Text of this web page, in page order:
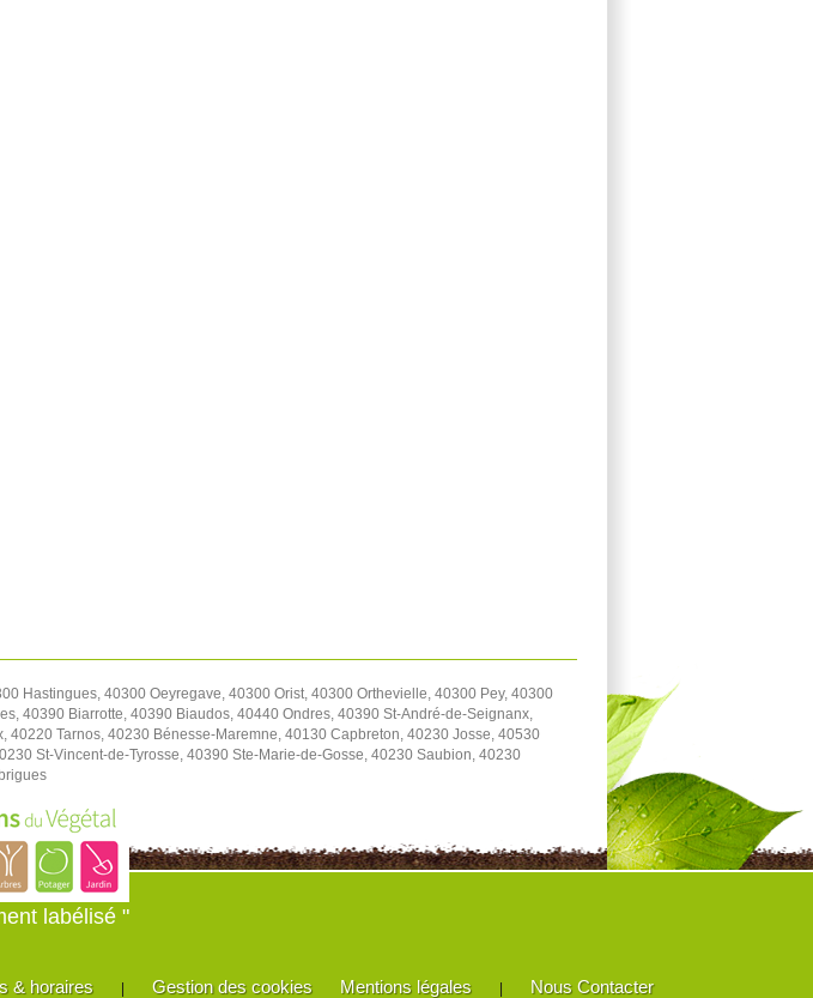
Hastingues, 40300 Oeyregave, 40300 Orist, 40300 Orthevielle, 40300 Pey, 40300
40390 Biarrotte, 40390 Biaudos, 40440 Ondres, 40390 St-André-de-Seignanx,
Tarnos, 40230 Bénesse-Maremne, 40130 Capbreton, 40230 Josse, 40530
St-Vincent-de-Tyrosse, 40390 Ste-Marie-de-Gosse, 40230 Saubion, 40230
labélisé "
& horaires Gestion des cookies Mentions légales Nous Contacter